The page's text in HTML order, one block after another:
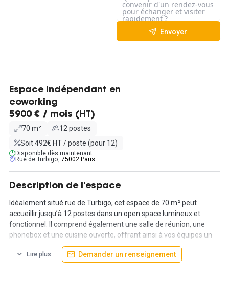
Envoyer
Espace indépendant en
coworking
5900 € / mois (HT)
70 m²
12 postes
Soit 492€ HT / poste (pour 12)
Disponible dès maintenant
Rue de Turbigo, 75002 Paris
Description de l'espace
Idéalement situé rue de Turbigo, cet espace de 70 m² peut
accueillir jusqu’à 12 postes dans un open space lumineux et
fonctionnel. Il comprend également une salle de réunion, une
phonebox et une cuisine ouverte, offrant ainsi à vos équipes un
cadre de travail convivial et pratique au quotidien.
Lire plus Demander un renseignement